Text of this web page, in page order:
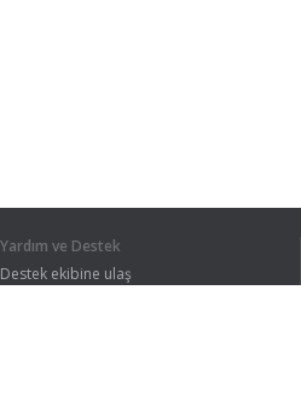
Yardım ve Destek
Destek ekibine ulaş